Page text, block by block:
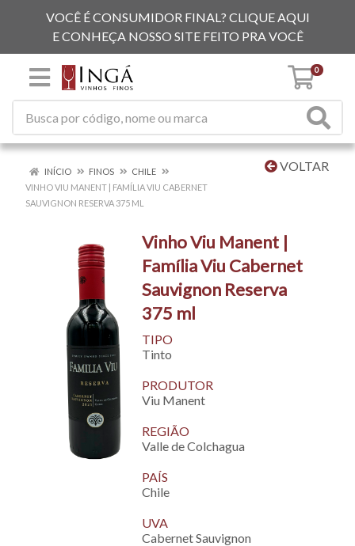
VOCÊ É CONSUMIDOR FINAL? CLIQUE AQUI
E CONHEÇA NOSSO SITE FEITO PRA VOCÊ
0
VOLTAR
INÍCIO FINOS
CHILE
VINHO VIU MANENT | FAMÍLIA VIU CABERNET
SAUVIGNON RESERVA 375 ML
Vinho Viu Manent |
Família Viu Cabernet
Sauvignon Reserva
375 ml
TIPO
Tinto
PRODUTOR
Viu Manent
REGIÃO
Valle de Colchagua
PAÍS
Chile
UVA
Cabernet Sauvignon